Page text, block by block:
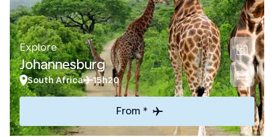
Explore
Johannesburg
South Africa 15h20
From *